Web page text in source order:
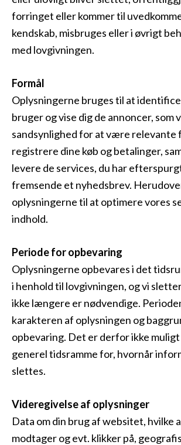
forringet eller kommer til
kendskab, misbruges eller i øvrigt
med lovgivningen.
Formål
Oplysningerne bruges til at
bruger og vise dig de annoncer, som
sandsynlighed for at være relevante
registrere dine køb og betalinger,
levere de services, du har
fremsende et nyhedsbrev.
oplysningerne til at optimere vores
indhold.
Periode for opbevaring
Oplysningerne opbevares i det
i henhold til lovgivningen, og vi
ikke længere er nødvendige.
karakteren af oplysningen og
opbevaring. Det er derfor ikke muligt
generel tidsramme for, hvornår
slettes.
Videregivelse af oplysninger
Data om din brug af websitet, hvilke
modtager og evt. klikker på,